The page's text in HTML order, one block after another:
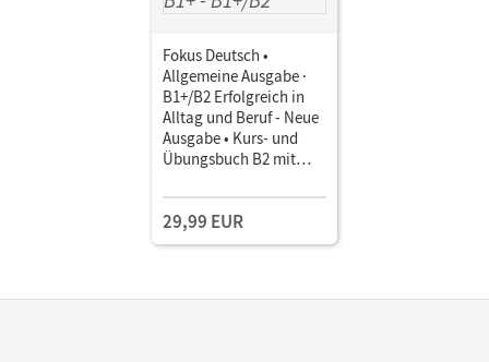
Fokus Deutsch •
Allgemeine Ausgabe ·
B1+/B2 Erfolgreich in
Alltag und Beruf - Neue
Ausgabe • Kurs- und
Übungsbuch B2 mit
Paket
29,99 EUR